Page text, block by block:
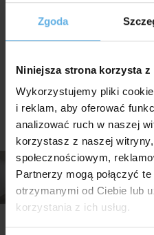
Zgoda
Niniejsza strona korzysta
Wykorzystujemy pliki
i reklam, aby oferować
analizować ruch w naszej
korzystasz z naszej
społecznościowym,
Partnerzy mogą połączyć
otrzymanymi od Ciebie lub
korzystania z ich usług.
Aranżacje